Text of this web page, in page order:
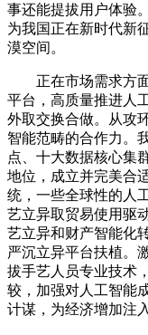
事还能提拔用户体验
为我国正在新时代新
漠空间。
正在市场需求方面
平台，高质量推进人
外取交换合做。从攻
智能范畴的合作力。
点、十大数据核心集
地位，成立并完美合
统，一些全球性的人
艺立异取贸易使用驱
艺立异和财产智能化
严沉立异平台扶植。
拔手艺人员专业技术
较，加强对人工智能
计谋，为经济增加注